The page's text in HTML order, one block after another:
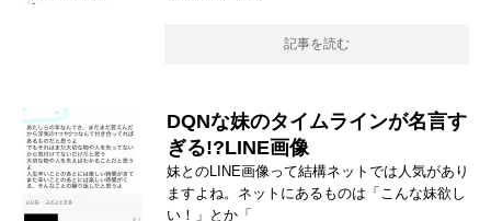
記事を読む
DQNな妹のタイムラインが名言す
ぎる!?LINE画像
妹とのLINE画像って結構ネットでは人気があり
ますよね。ネットにあるものは「こんな妹欲し
い！」とか「